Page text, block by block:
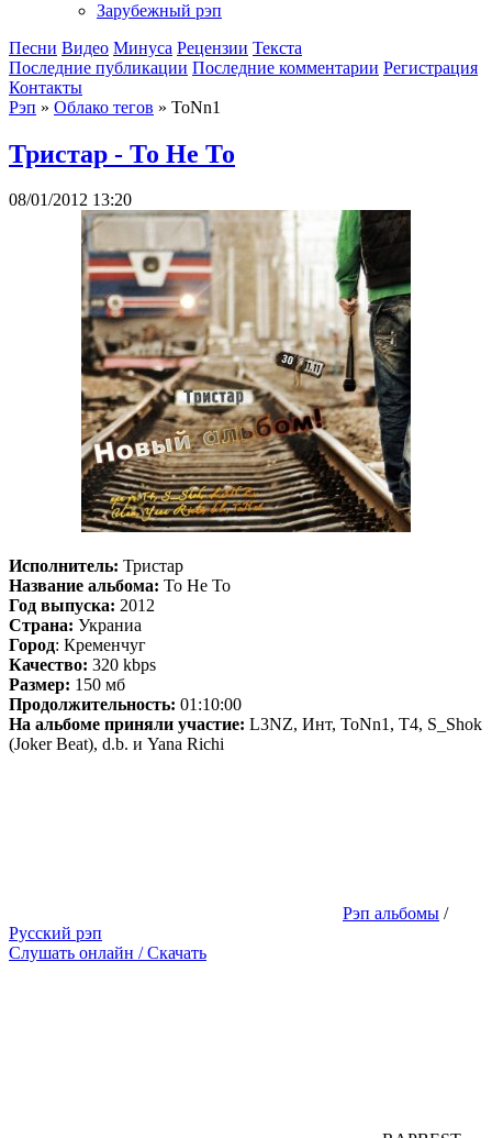
Зарубежный рэп
Песни Видео Минуса Рецензии Текста
Последние публикации Последние комментарии Регистрация
Контакты
Рэп » Облако тегов » ToNn1
Тристар - То Не То
08/01/2012 13:20
Исполнитель: Тристар
Название альбома: То Не То
Год выпуска: 2012
Страна: Украниа
Город: Кременчуг
Качество: 320 kbps
Размер: 150 мб
Продолжительность: 01:10:00
На альбоме приняли участие: L3NZ, Инт, ToNn1, T4, S_Shok
(Joker Beat), d.b. и Yana Richi
Рэп альбомы /
Русский рэп
Слушать онлайн / Скачать